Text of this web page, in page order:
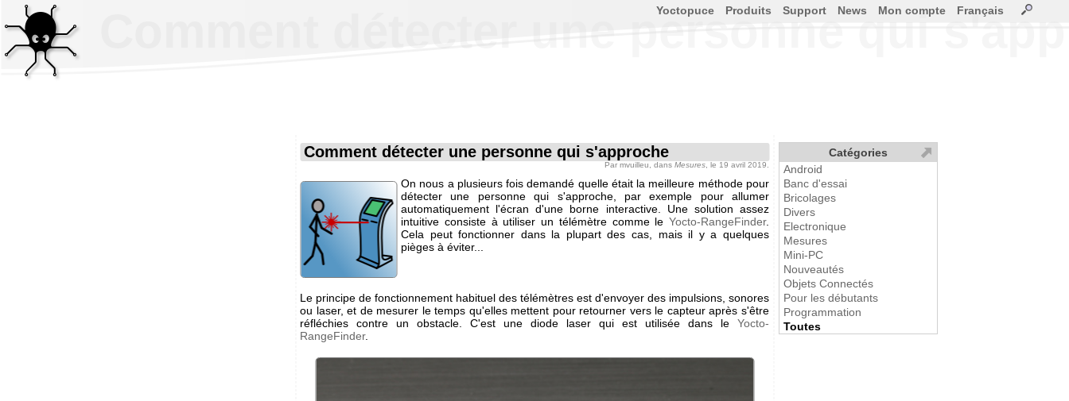
Comment détecter une personne qui
Comment détecter une personne qui s'approche
Par mvuilleu , dans Mesures , le 19 avril 2019.
On nous a plusieurs fois demandé quelle était la meilleure méthode pour
détecter une personne qui s'approche, par exemple pour allumer
automatiquement l'écran d'une borne interactive. Une solution assez
intuitive consiste à utiliser un télémètre comme le Yocto-RangeFinder.
Cela peut fonctionner dans la plupart des cas, mais il y a quelques
pièges à éviter...
Le principe de fonctionnement habituel des télémètres est d'envoyer des impulsions, sonores
ou laser, et de mesurer le temps qu'elles mettent pour retourner vers le capteur après s'être
réfléchies contre un obstacle. C'est une diode laser qui est utilisée dans le Yocto-
RangeFinder.
Yoctopuce Produits Support News Mon compte Français
Catégories
Android
Banc d'essai
Bricolages
Divers
Electronique
Mesures
Mini-PC
Nouveautés
Objets Connectés
Pour les débutants
Programmation
Toutes